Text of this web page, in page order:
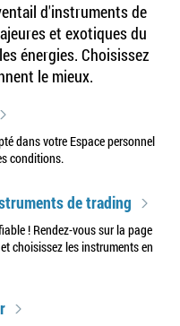
d'instruments de
et exotiques du
énergies. Choisissez
le mieux.
dans votre Espace personnel
conditions.
de trading
! Rendez-vous sur la page
choisissez les instruments en